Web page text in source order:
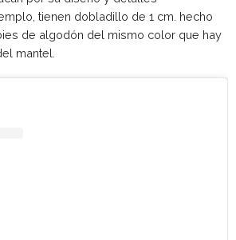
tienen dobladillo de 1 cm. hecho
de algodón del mismo color que hay
mantel.